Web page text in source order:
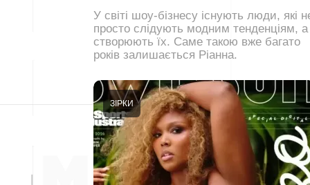
У світі шоу-бізнесу існують люди, які
просто слідують модним тенденціям, а
створюють їх. Саме такою вже багато
років залишається Ріанна.
ЗІРКИ